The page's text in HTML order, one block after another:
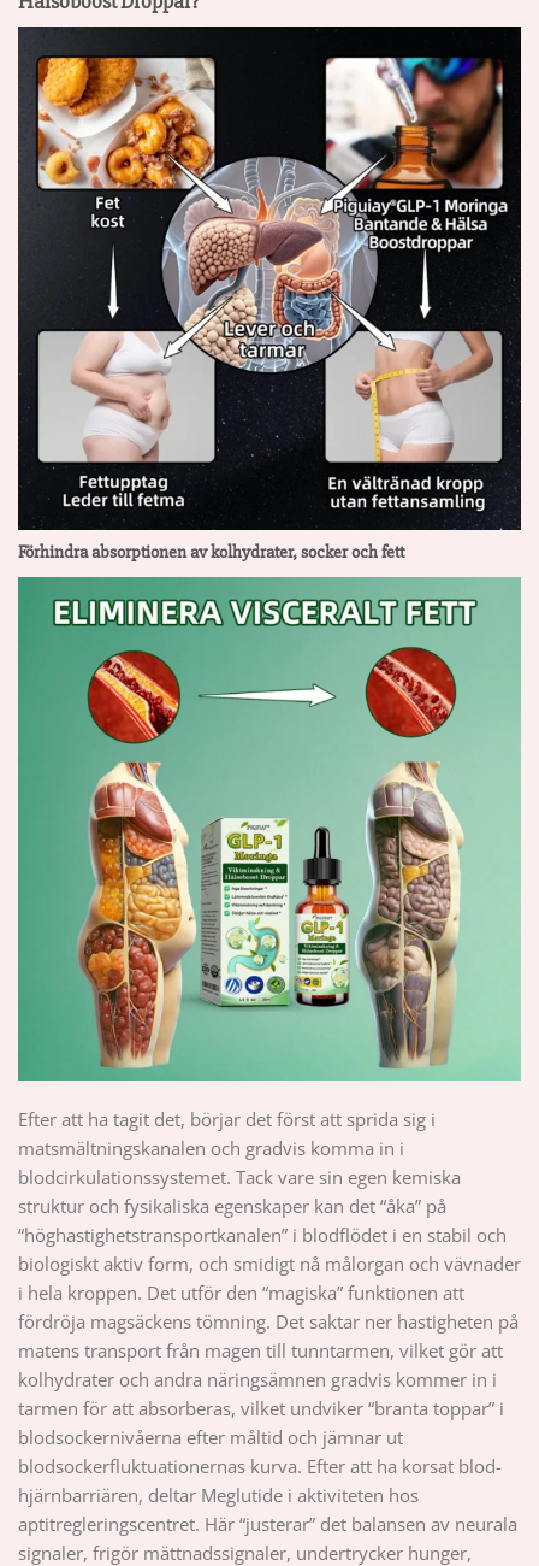
Förhindra absorptionen av kolhydrater, socker och fett
Efter att ha tagit det, börjar det först att sprida sig i
matsmältningskanalen och gradvis komma in i
blodcirkulationssystemet. Tack vare sin egen kemiska
struktur och fysikaliska egenskaper kan det “åka” på
“höghastighetstransportkanalen” i blodflödet i en stabil och
biologiskt aktiv form, och smidigt nå målorgan och vävnader
i hela kroppen. Det utför den “magiska” funktionen att
fördröja magsäckens tömning. Det saktar ner hastigheten på
matens transport från magen till tunntarmen, vilket gör att
kolhydrater och andra näringsämnen gradvis kommer in i
tarmen för att absorberas, vilket undviker “branta toppar” i
blodsockernivåerna efter måltid och jämnar ut
blodsockerfluktuationernas kurva. Efter att ha korsat blod-
hjärnbarriären, deltar Meglutide i aktiviteten hos
aptitregleringscentret. Här “justerar” det balansen av neurala
signaler, frigör mättnadssignaler, undertrycker hunger,